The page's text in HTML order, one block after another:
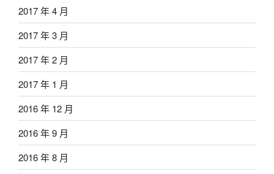
2017 年 4 月
2017 年 3 月
2017 年 2 月
2017 年 1 月
2016 年 12 月
2016 年 9 月
2016 年 8 月